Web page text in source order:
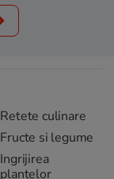
Retete culinare
Fructe si legume
Ingrijirea
plantelor